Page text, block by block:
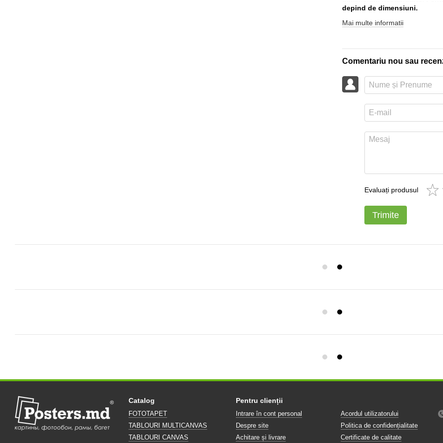
depind de dimensiuni.
Mai multe informatii
Comentariu nou sau
Evaluați produsul
Trimite
Catalog
FOTOTAPET
TABLOURI MULTICANVAS
TABLOURI CANVAS
Pentru clienții
Intrare în cont personal
Despre site
Achitare și livrare
Acordul utilizatorului
Politica de confidențialitate
Certificate de calitate